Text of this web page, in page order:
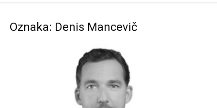
Oznaka: Denis Mancevič